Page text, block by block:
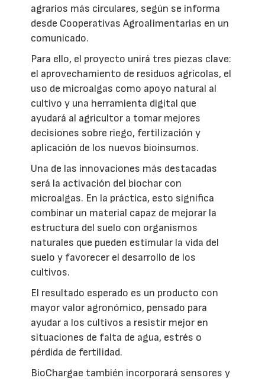
agrarios más circulares, según se informa
desde Cooperativas Agroalimentarias en un
comunicado.
Para ello, el proyecto unirá tres piezas clave:
el aprovechamiento de residuos agrícolas, el
uso de microalgas como apoyo natural al
cultivo y una herramienta digital que
ayudará al agricultor a tomar mejores
decisiones sobre riego, fertilización y
aplicación de los nuevos bioinsumos.
Una de las innovaciones más destacadas
será la activación del biochar con
microalgas. En la práctica, esto significa
combinar un material capaz de mejorar la
estructura del suelo con organismos
naturales que pueden estimular la vida del
suelo y favorecer el desarrollo de los
cultivos.
El resultado esperado es un producto con
mayor valor agronómico, pensado para
ayudar a los cultivos a resistir mejor en
situaciones de falta de agua, estrés o
pérdida de fertilidad.
BioChargae también incorporará sensores y